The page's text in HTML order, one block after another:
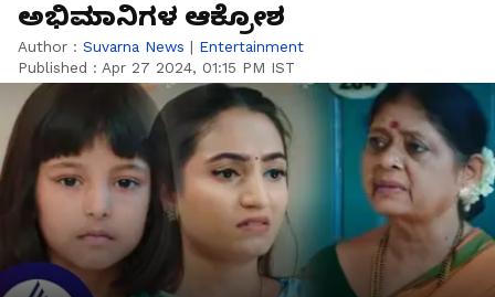
ಅಭಿಮಾನಿಗಳ ಆಕ್ರೋಶ
Author : Suvarna News | Entertainment
Published : Apr 27 2024, 01:15 PM IST